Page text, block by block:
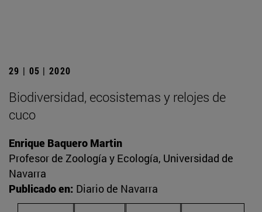
29 | 05 | 2020
Biodiversidad, ecosistemas y relojes de
cuco
Enrique Baquero Martin
Profesor de Zoología y Ecología, Universidad de
Navarra
Publicado en: Diario de Navarra